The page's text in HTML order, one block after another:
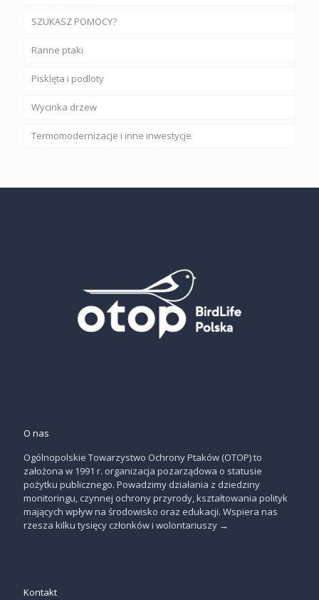
SZUKASZ POMOCY?
Ranne ptaki
Pisklęta i podloty
Wycinka drzew
Termomodernizacje i inne inwestycje
O nas
Ogólnopolskie Towarzystwo Ochrony Ptaków (OTOP) to
założona w 1991 r. organizacja pozarządowa o statusie
pożytku publicznego. Powadzimy działania z dziedziny
monitoringu, czynnej ochrony przyrody, kształtowania polityk
mających wpływ na środowisko oraz edukacji. Wspiera nas
rzesza kilku tysięcy członków i wolontariuszy →
Kontakt